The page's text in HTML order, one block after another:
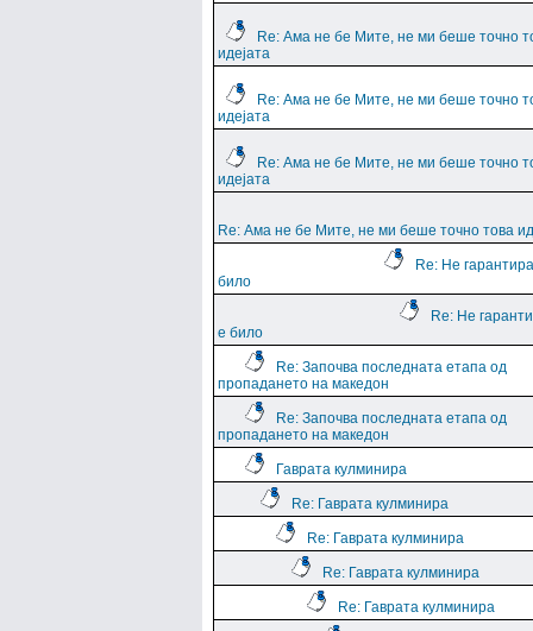
Re: Ама не бе Мите, не ми беше точно
идејата
Re: Ама не бе Мите, не ми беше точно
идејата
Re: Ама не бе Мите, не ми беше точно
идејата
Re: Ама не бе Мите, не ми беше точно това
Re: Не
било
Re: Не
е било
Re: Започва последната етапа од
пропадането на македон
Re: Започва последната етапа од
пропадането на македон
Гаврата кулминира
Re: Гаврата кулминира
Re: Гаврата кулминира
Re: Гаврата кулминира
Re: Гаврата кулминира